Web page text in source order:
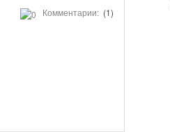
Комментарии: (1)